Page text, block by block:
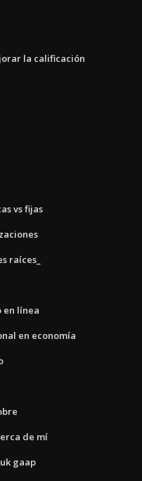
la calificación
vs fijas
raíces_
en línea
en economía
de mí
gaap